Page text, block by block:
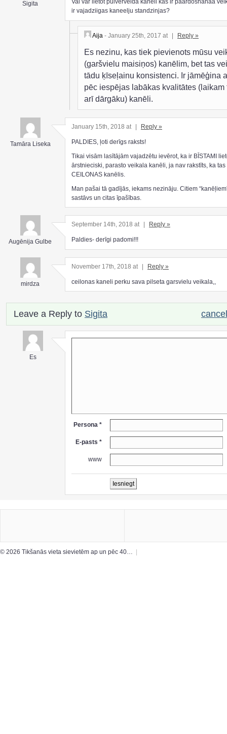
Sigita
Vai var lietot pulverveida kaneli kas ir paardoshanaa
ir vajadziigas kaneelju standzinjas?
Aija - January 25th, 2017 at | Reply »
Es nezinu, kas tiek pievienots mūsu
(garšvielu maisiņos) kanēlim, bet tas
tādu ķīseļainu konsistenci. Ir jāmēģina
pēc iespējas labākas kvalitātes (laikam
arī dārgāku) kanēli.
Tamāra Liseka
January 15th, 2018 at Reply »
PALDIES, ļoti derīgs raksts!
Tikai visām lasītājām vajadzētu ievērot, ka ir BĪSTAMI
ārstnieciski, parasto veikala kanēli, ja nav rakstīts, ka tas
CEILONAS kanēlis.
Man pašai tā gadījās, iekams nezināju. Citiem
sastāvs un citas īpašības.
Augēnija Gulbe
September 14th, 2018 at Reply »
Paldies- derīgi padomi!!!
mirdza
November 17th, 2018 at | Reply »
ceilonas kaneli perku sava pilseta garsvielu veikala,,
Leave a Reply to Sigita
Es
Persona *
E-pasts *
www
© 2026 Tikšanās vieta sievietēm ap un pēc 40…